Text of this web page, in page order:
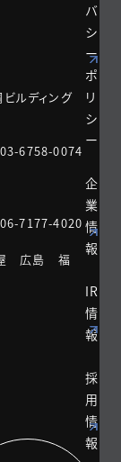
ルディング
03-6758-0074
06-7177-4020
広島 福
バ
シ
ー
ポ
リ
シ
ー
企
業
情
報
IR
情
報
採
用
情
報